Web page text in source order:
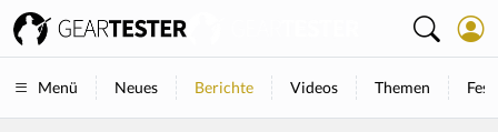
Menü Neues Berichte Videos Themen